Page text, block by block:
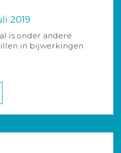
2019
is onder andere
in bijwerkingen